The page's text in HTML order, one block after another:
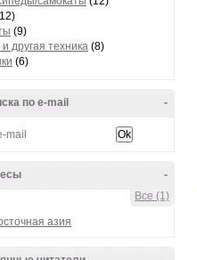
(9)
другая техника (8)
(6)
-
по e-mail
-
Все (1)
азия